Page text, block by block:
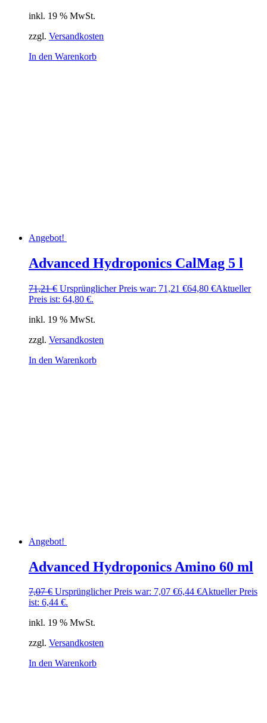
inkl. 19 % MwSt.
zzgl. Versandkosten
In den Warenkorb
Angebot!
Advanced Hydroponics CalMag 5 l
71,21€ Ursprünglicher Preis war: 71,21 €64,80 €Aktueller
Preis ist: 64,80 €.
inkl. 19 % MwSt.
zzgl. Versandkosten
In den Warenkorb
Angebot!
Advanced Hydroponics Amino 60 ml
7,07€ Ursprünglicher Preis war: 7,07 €6,44 €Aktueller Preis
ist: 6,44 €.
inkl. 19 % MwSt.
zzgl. Versandkosten
In den Warenkorb